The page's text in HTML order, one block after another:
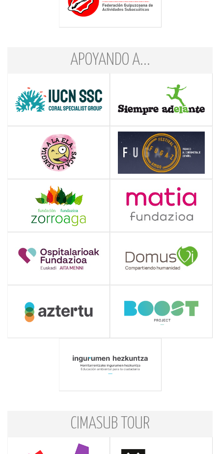
APOYANDO A...
CIMASUB TOUR